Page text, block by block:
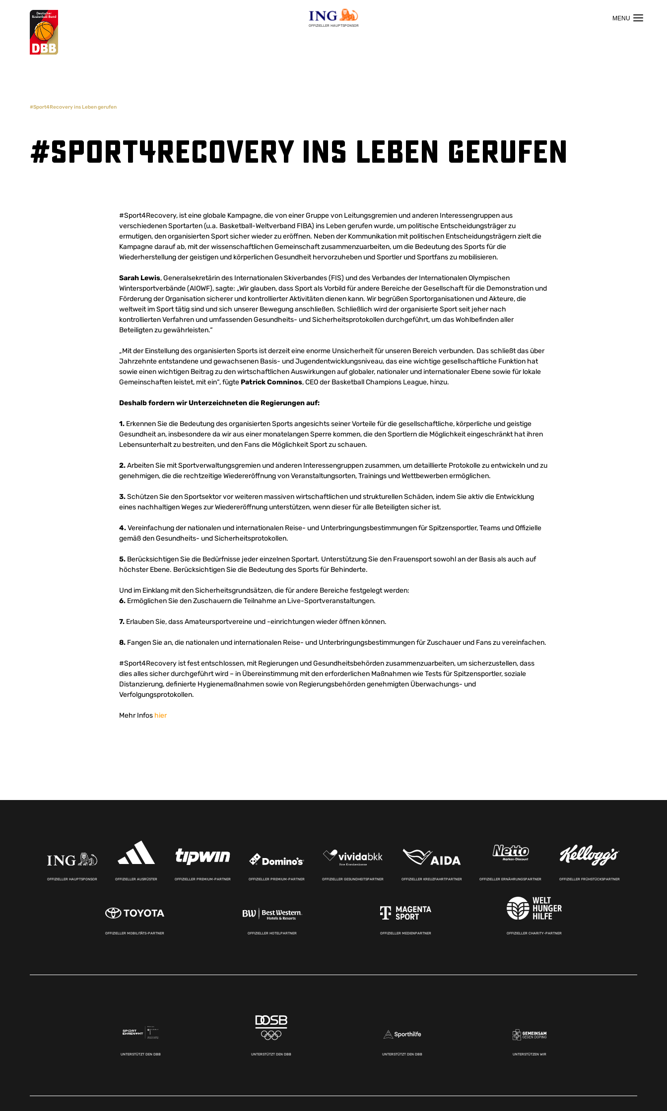
OFFIZIELLER HAUPTSPONSOR
Suchvorschläge
#Sport4Recovery ins Leben gerufen
#Sport4Recovery ins Leben gerufen
#Sport4Recovery, ist eine globale Kampagne, die von einer Gruppe von Leitungsgremien und anderen Interessengruppen aus
verschiedenen Sportarten (u.a. Basketball-Weltverband FIBA) ins Leben gerufen wurde, um politische Entscheidungsträger zu
ermutigen, den organisierten Sport sicher wieder zu eröffnen. Neben der Kommunikation mit politischen Entscheidungsträgern zielt die
Kampagne darauf ab, mit der wissenschaftlichen Gemeinschaft zusammenzuarbeiten, um die Bedeutung des Sports für die
Wiederherstellung der geistigen und körperlichen Gesundheit hervorzuheben und Sportler und Sportfans zu mobilisieren.
Sarah Lewis, Generalsekretärin des Internationalen Skiverbandes (FIS) und des Verbandes der Internationalen Olympischen
Wintersportverbände (AIOWF), sagte: „Wir glauben, dass Sport als Vorbild für andere Bereiche der Gesellschaft für die Demonstration und
Förderung der Organisation sicherer und kontrollierter Aktivitäten dienen kann. Wir begrüßen Sportorganisationen und Akteure, die
weltweit im Sport tätig sind und sich unserer Bewegung anschließen. Schließlich wird der organisierte Sport seit jeher nach
kontrollierten Verfahren und umfassenden Gesundheits- und Sicherheitsprotokollen durchgeführt, um das Wohlbefinden aller
Beteiligten zu gewährleisten.“
„Mit der Einstellung des organisierten Sports ist derzeit eine enorme Unsicherheit für unseren Bereich verbunden. Das schließt das über
Jahrzehnte entstandene und gewachsenen Basis- und Jugendentwicklungsniveau, das eine wichtige gesellschaftliche Funktion hat
sowie einen wichtigen Beitrag zu den wirtschaftlichen Auswirkungen auf globaler, nationaler und internationaler Ebene sowie für lokale
Gemeinschaften leistet, mit ein“, fügte Patrick Comninos, CEO der Basketball Champions League, hinzu.
Deshalb fordern wir Unterzeichneten die Regierungen auf:
1. Erkennen Sie die Bedeutung des organisierten Sports angesichts seiner Vorteile für die gesellschaftliche, körperliche und geistige
Gesundheit an, insbesondere da wir aus einer monatelangen Sperre kommen, die den Sportlern die Möglichkeit eingeschränkt hat ihren
Lebensunterhalt zu bestreiten, und den Fans die Möglichkeit Sport zu schauen.
2.Arbeiten Sie mit Sportverwaltungsgremien und anderen Interessengruppen zusammen, um detaillierte Protokolle zu entwickeln und zu
genehmigen, die die rechtzeitige Wiedereröffnung von Veranstaltungsorten, Trainings und Wettbewerben ermöglichen.
3.Schützen Sie den Sportsektor vor weiteren massiven wirtschaftlichen und strukturellen Schäden, indem Sie aktiv die Entwicklung
eines nachhaltigen Weges zur Wiedereröffnung unterstützen, wenn dieser für alle Beteiligten sicher ist.
4.Vereinfachung der nationalen und internationalen Reise- und Unterbringungsbestimmungen für Spitzensportler, Teams und Offizielle
gemäß den Gesundheits- und Sicherheitsprotokollen.
5. Berücksichtigen Sie die Bedürfnisse jeder einzelnen Sportart. Unterstützung Sie den Frauensport sowohl an der Basis als auch auf
höchster Ebene. Berücksichtigen Sie die Bedeutung des Sports für Behinderte.
Und im Einklang mit den Sicherheitsgrundsätzen, die für andere Bereiche festgelegt werden:
6. Ermöglichen Sie den Zuschauern die Teilnahme an Live-Sportveranstaltungen.
7. Erlauben Sie, dass Amateursportvereine und -einrichtungen wieder öffnen können.
8. Fangen Sie an, die nationalen und internationalen Reise- und Unterbringungsbestimmungen für Zuschauer und Fans zu vereinfachen.
#Sport4Recovery ist fest entschlossen, mit Regierungen und Gesundheitsbehörden zusammenzuarbeiten, um sicherzustellen, dass
dies alles sicher durchgeführt wird – in Übereinstimmung mit den erforderlichen Maßnahmen wie Tests für Spitzensportler, soziale
Distanzierung, definierte Hygienemaßnahmen sowie von Regierungsbehörden genehmigten Überwachungs- und
Verfolgungsprotokollen.
Mehr Infos hier
OFFIZIELLER HAUPTSPONSOR OFFIZIELLER AUSRÜSTER OFFIZIELLER PREMIUM-PARTNER OFFIZIELLER PREMIUM-PARTNER OFFIZIELLER GESUNDHEITSPARTNER OFFIZIELLER KREUZFAHRTPARTNER OFFIZIELLER ERNÄHRUNGSPARTNER OFFIZIELLER FRÜHSTÜCKSPARTNER
OFFIZIELLER MOBILITÄTS-PARTNER OFFIZIELLER HOTELPARTNER OFFIZIELLER MEDIENPARTNER OFFIZIELLER CHARITY-PARTNER
UNTERSTÜTZT DEN DBB UNTERSTÜTZT DEN DBB UNTERSTÜTZT DEN DBB UNTERSTÜTZEN WIR